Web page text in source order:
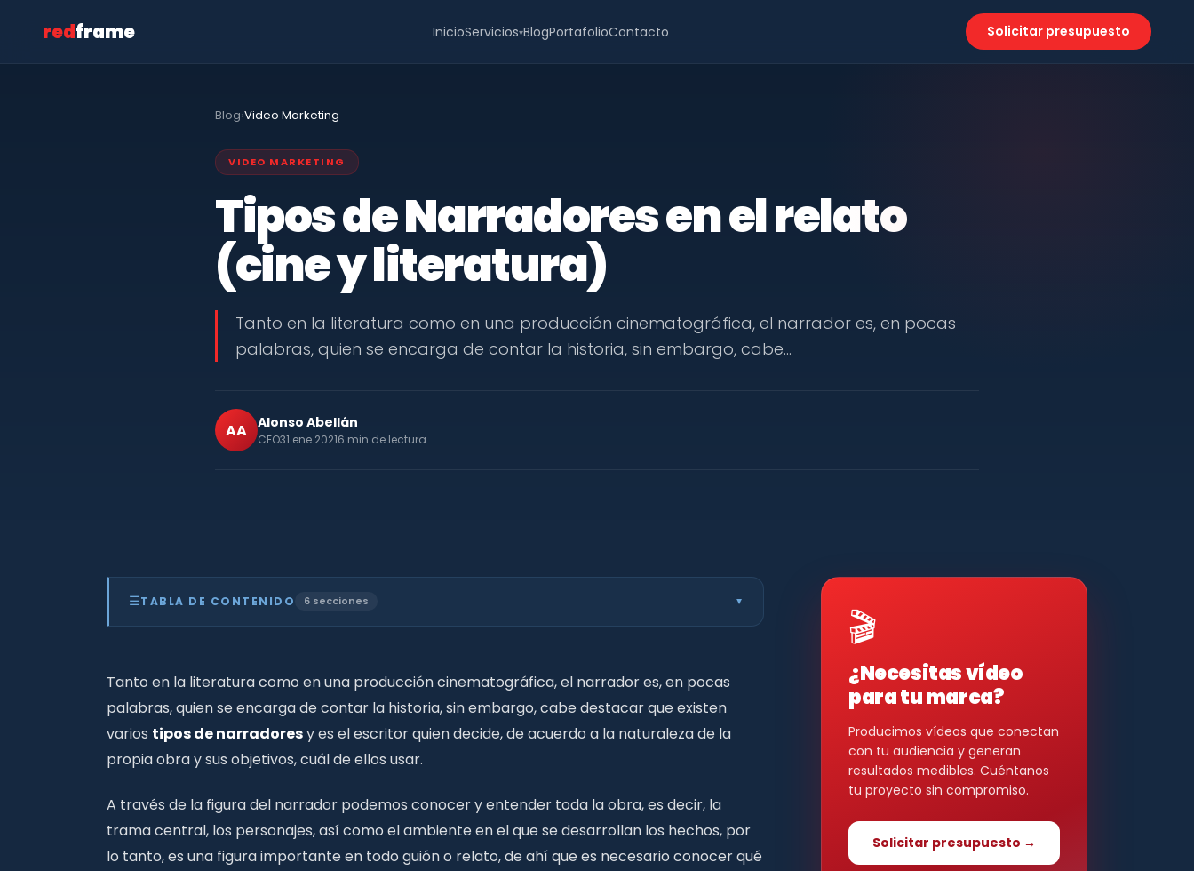
redframe InicioServicios▾BlogPortafolioContacto Solicitar presupuesto
Blog›Video Marketing
VIDEO MARKETING
Tipos de Narradores en el relato
(cine y literatura)
Tanto en la literatura como en una producción cinematográfica, el narrador es, en pocas
palabras, quien se encarga de contar la historia, sin embargo, cabe…
AA Alonso Abellán
CEO31 ene 20216 min de lectura
☰TABLA DE CONTENIDO 6 secciones ▲
03 Tipos de narrador en primera persona
05 Tipos de Narrador en Segunda Persona
06 Narrador Omnisciente (tercera persona)
Tanto en la literatura como en una producción cinematográfica, el narrador es, en pocas
palabras, quien se encarga de contar la historia, sin embargo, cabe destacar que existen
varios tipos de narradoresy es el escritor quien decide, de acuerdo a la naturaleza de la
propia obra y sus objetivos, cuál de ellos usar.
A través de la figura del narrador podemos conocer y entender toda la obra, es decir, la
trama central, los personajes, así como el ambiente en el que se desarrollan los hechos, por
lo tanto, es una figura importante en todo guión o relato, de ahí que es necesario conocer qué
🎬
¿Necesitas vídeo
para tu marca?
Producimos vídeos que conectan
con tu audiencia y generan
resultados medibles. Cuéntanos
tu proyecto sin compromiso.
Solicitar presupuesto →